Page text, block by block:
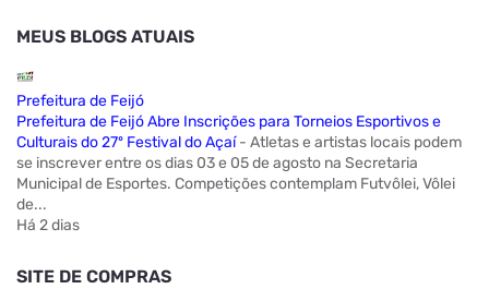
MEUS BLOGS ATUAIS
Prefeitura de Feijó
Prefeitura de Feijó Abre Inscrições para Torneios Esportivos e
Culturais do 27º Festival do Açaí - Atletas e artistas locais podem
se inscrever entre os dias 03 e 05 de agosto na Secretaria
Municipal de Esportes. Competições contemplam Futvôlei, Vôlei
de...
Há 2 dias
SITE DE COMPRAS